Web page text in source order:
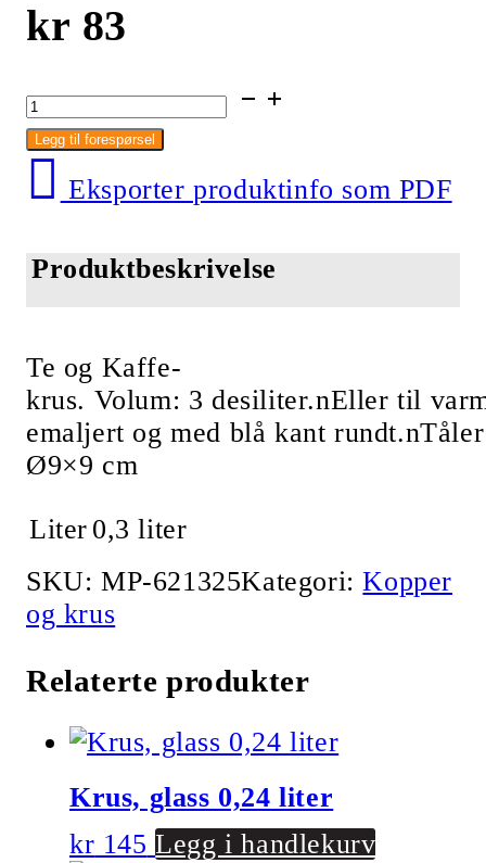
kr 83
Beger/krus,
emaljert
med
blå
3
Legg til forespørsel
Eksporter produktinfo som PDF
Produktbeskrivelse
Te og Kaffe-
krus. Volum: 3 desiliter.nEller til
emaljert og med blå kant
Ø9×9 cm
Liter 0,3 liter
SKU: MP-621325Kategori:Kopper
og krus
Relaterte produkter
Krus, glass 0,24 liter
kr 145 Legg i handlekurv